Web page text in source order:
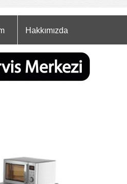
Hakkımızda